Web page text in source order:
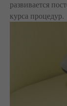
развивается
курса процедур.